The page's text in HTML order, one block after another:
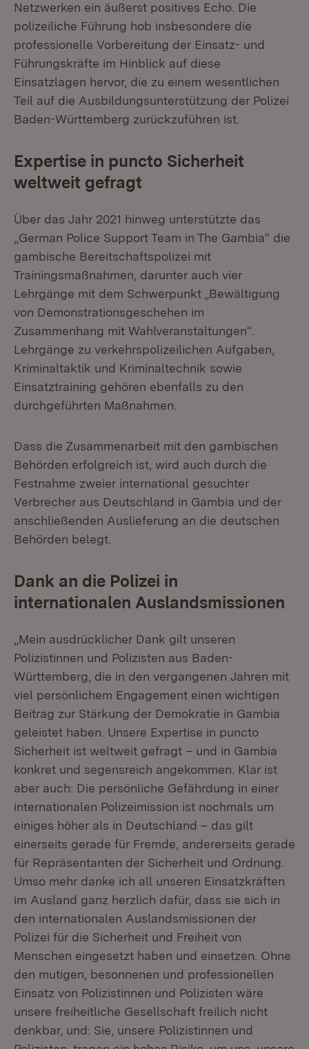
Netzwerken ein äußerst positives Echo. Die
polizeiliche Führung hob insbesondere die
professionelle Vorbereitung der Einsatz- und
Führungskräfte im Hinblick auf diese
Einsatzlagen hervor, die zu einem wesentlichen
Teil auf die Ausbildungsunterstützung der Polizei
Baden-Württemberg zurückzuführen ist.
Expertise in puncto Sicherheit
weltweit gefragt
Über das Jahr 2021 hinweg unterstützte das
„German Police Support Team in The Gambia“ die
gambische Bereitschaftspolizei mit
Trainingsmaßnahmen, darunter auch vier
Lehrgänge mit dem Schwerpunkt „Bewältigung
von Demonstrationsgeschehen im
Zusammenhang mit Wahlveranstaltungen“.
Lehrgänge zu verkehrspolizeilichen Aufgaben,
Kriminaltaktik und Kriminaltechnik sowie
Einsatztraining gehören ebenfalls zu den
durchgeführten Maßnahmen.
Dass die Zusammenarbeit mit den gambischen
Behörden erfolgreich ist, wird auch durch die
Festnahme zweier international gesuchter
Verbrecher aus Deutschland in Gambia und der
anschließenden Auslieferung an die deutschen
Behörden belegt.
Dank an die Polizei in
internationalen Auslandsmissionen
„Mein ausdrücklicher Dank gilt unseren
Polizistinnen und Polizisten aus Baden-
Württemberg, die in den vergangenen Jahren mit
viel persönlichem Engagement einen wichtigen
Beitrag zur Stärkung der Demokratie in Gambia
geleistet haben. Unsere Expertise in puncto
Sicherheit ist weltweit gefragt – und in Gambia
konkret und segensreich angekommen. Klar ist
aber auch: Die persönliche Gefährdung in einer
internationalen Polizeimission ist nochmals um
einiges höher als in Deutschland – das gilt
einerseits gerade für Fremde, andererseits gerade
für Repräsentanten der Sicherheit und Ordnung.
Umso mehr danke ich all unseren Einsatzkräften
im Ausland ganz herzlich dafür, dass sie sich in
den internationalen Auslandsmissionen der
Polizei für die Sicherheit und Freiheit von
Menschen eingesetzt haben und einsetzen. Ohne
den mutigen, besonnenen und professionellen
Einsatz von Polizistinnen und Polizisten wäre
unsere freiheitliche Gesellschaft freilich nicht
denkbar, und: Sie, unsere Polizistinnen und